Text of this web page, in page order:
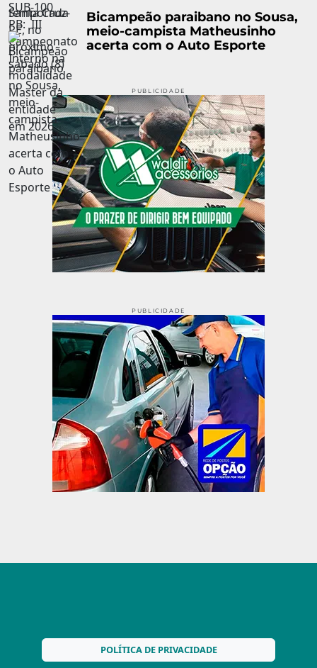
Bicampeão paraibano no Sousa,
meio-campista Matheusinho
acerta com o Auto Esporte
PUBLICIDADE
PUBLICIDADE
POLÍTICA DE PRIVACIDADE